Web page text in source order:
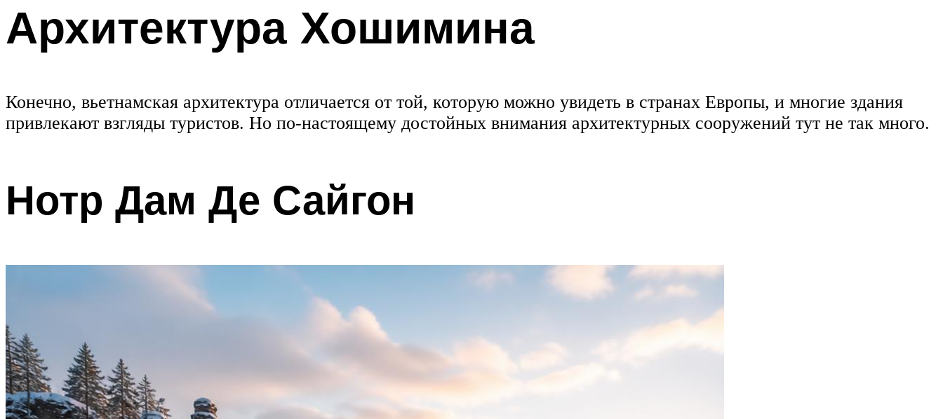
Архитектура Хошимина
Конечно, вьетнамская архитектура отличается от той, которую можно увидеть в странах Европы, и многие здания
привлекают взгляды туристов. Но по-настоящему достойных внимания архитектурных сооружений тут не так много.
Нотр Дам Де Сайгон